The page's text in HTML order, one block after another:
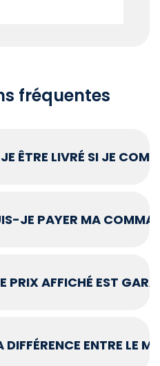
fréquentes
ÊTRE LIVRÉ SI JE
JE PAYER MA
PRIX AFFICHÉ EST
DIFFÉRENCE ENTRE LE